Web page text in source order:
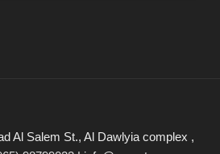
Al Salem St., Al Dawlyia complex ,